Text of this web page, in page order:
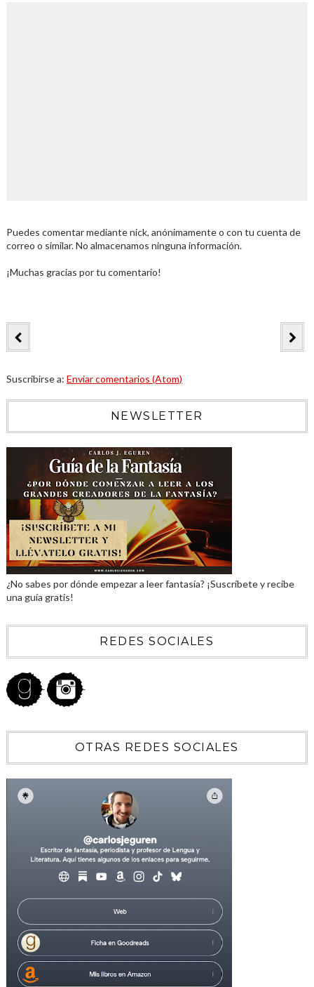
Puedes comentar mediante nick, anónimamente o con tu cuenta de
correo o similar. No almacenamos ninguna información.
¡Muchas gracias por tu comentario!
Suscribirse a: Enviar comentarios (Atom)
NEWSLETTER
¿No sabes por dónde empezar a leer fantasía? ¡Suscríbete y recibe
una guía gratis!
REDES SOCIALES
OTRAS REDES SOCIALES